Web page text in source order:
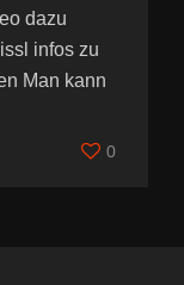
dazu
infos zu
Man kann
0